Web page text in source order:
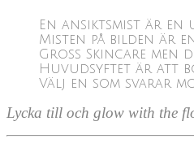
En ansiktsmist är
Misten på bilden är
Gross Skincare men
Huvudsyftet är att
Välj en som svarar
Lycka till och glow with the